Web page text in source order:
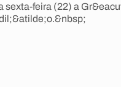
sexta-feira (22) a